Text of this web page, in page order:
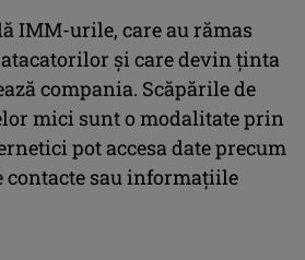
IMM-urile, care au rămas
și care devin ținta
compania. Scăpările de
mici sunt o modalitate prin
pot accesa date precum
contacte sau informațiile